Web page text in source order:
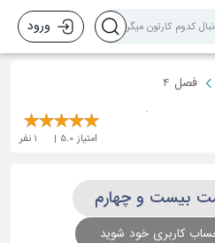
ورود
فصل 4
امتیاز 5.0
1 نفر
کاربری خود شوید